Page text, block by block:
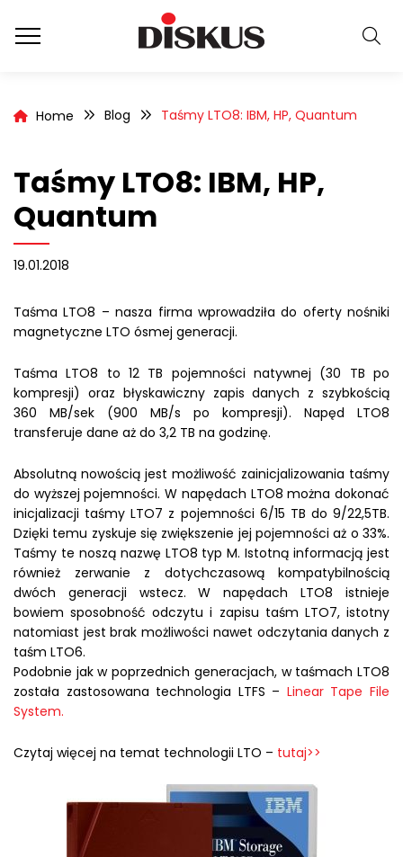
Home Blog Taśmy LTO8: IBM, HP, Quantum
Taśmy LTO8: IBM, HP,
Quantum
19.01.2018
Taśma LTO8 – nasza firma wprowadziła do oferty nośniki
magnetyczne LTO ósmej generacji.
Taśma LTO8 to 12 TB pojemności natywnej (30 TB po
kompresji) oraz błyskawiczny zapis danych z szybkością
360 MB/sek (900 MB/s po kompresji). Napęd LTO8
transferuje dane aż do 3,2 TB na godzinę.
Absolutną nowością jest możliwość zainicjalizowania taśmy
do wyższej pojemności. W napędach LTO8 można dokonać
inicjalizacji taśmy LTO7 z pojemności 6/15 TB do 9/22,5TB.
Dzięki temu zyskuje się zwiększenie jej pojemności aż o 33%.
Taśmy te noszą nazwę LTO8 typ M. Istotną informacją jest
również zerwanie z dotychczasową kompatybilnością
dwóch generacji wstecz. W napędach LTO8 istnieje
bowiem sposobność odczytu i zapisu taśm LTO7, istotny
natomiast jest brak możliwości nawet odczytania danych z
taśm LTO6.
Podobnie jak w poprzednich generacjach, w taśmach LTO8
została zastosowana technologia LTFS – Linear Tape File
System.
Czytaj więcej na temat technologii LTO – tutaj>>